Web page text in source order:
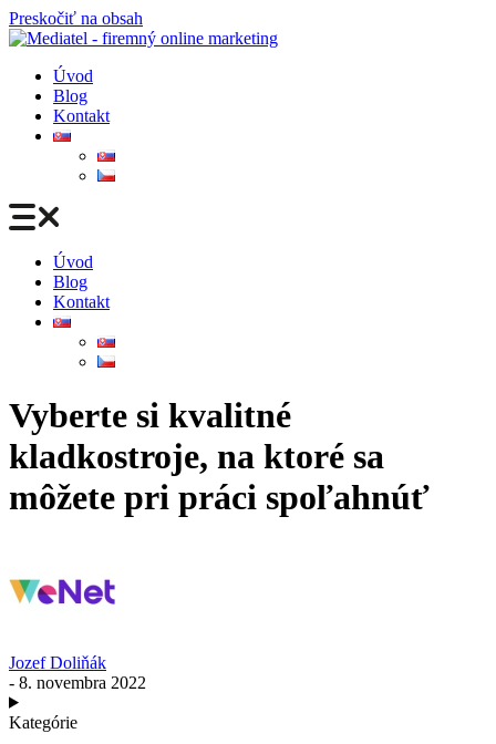
Preskočiť na obsah
Úvod
Blog
Kontakt
Úvod
Blog
Kontakt
Vyberte si kvalitné
kladkostroje, na ktoré sa
môžete pri práci spoľahnúť
Jozef Doliňák
- 8. novembra 2022
Kategórie